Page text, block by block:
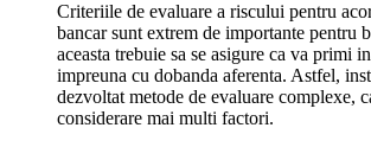
Criteriile de evaluare a riscului pentru
bancar sunt extrem de importante pentru
aceasta trebuie sa se asigure ca va primi
impreuna cu dobanda aferenta. Astfel,
dezvoltat metode de evaluare complexe,
considerare mai multi factori.